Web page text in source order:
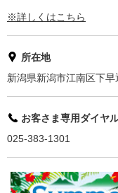
※詳しくはこちら
所在地
新潟県新潟市江南区下
お客さま専用ダイヤ
025-383-1301